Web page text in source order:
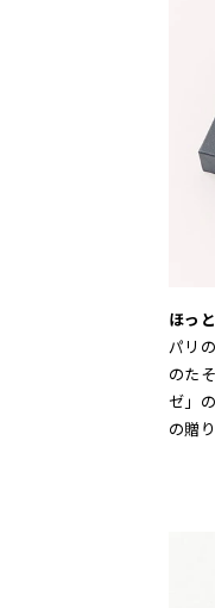
ほっ
パリ
のた
ゼ」
の贈